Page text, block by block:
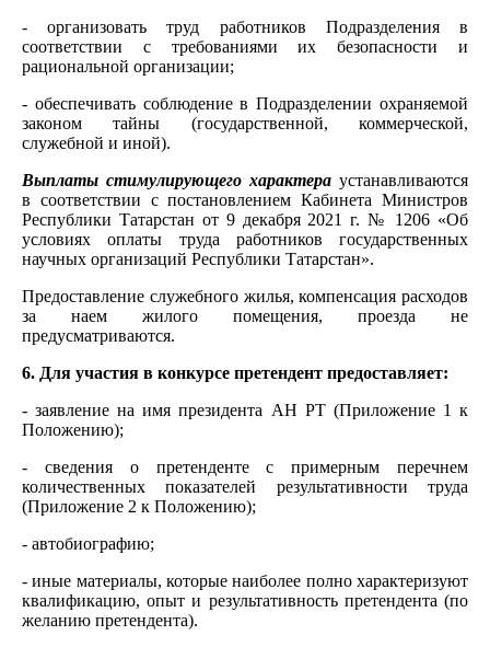
- организовать труд работников Подразделения в
соответствии с требованиями их безопасности и
рациональной организации;
- обеспечивать соблюдение в Подразделении охраняемой
законом тайны (государственной, коммерческой,
служебной и иной).
Выплаты стимулирующего характера устанавливаются
в соответствии с постановлением Кабинета Министров
Республики Татарстан от 9 декабря 2021 г. № 1206 «Об
условиях оплаты труда работников государственных
научных организаций Республики Татарстан».
Предоставление служебного жилья, компенсация расходов
за наем жилого помещения, проезда не
предусматриваются.
6. Для участия в конкурсе претендент предоставляет:
- заявление на имя президента АН РТ (Приложение 1 к
Положению);
- сведения о претенденте с примерным перечнем
количественных показателей результативности труда
(Приложение 2 к Положению);
- автобиографию;
- иные материалы, которые наиболее полно характеризуют
квалификацию, опыт и результативность претендента (по
желанию претендента).